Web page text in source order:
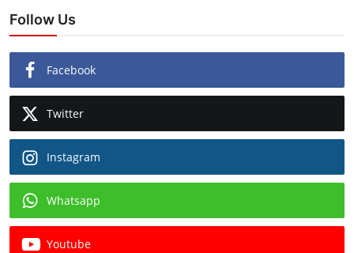
Follow Us
Facebook
Twitter
Instagram
Whatsapp
Youtube